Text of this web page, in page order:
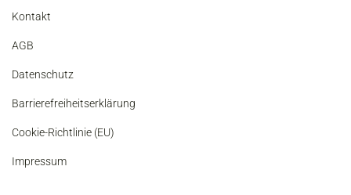
Kontakt
AGB
Datenschutz
Barrierefreiheitserklärung
Cookie-Richtlinie (EU)
Impressum